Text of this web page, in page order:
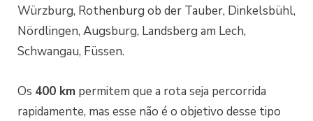
Würzburg, Rothenburg ob der Tauber, Dinkelsbühl,
Nördlingen, Augsburg, Landsberg am Lech,
Schwangau, Füssen.
Os 400 km permitem que a rota seja percorrida
rapidamente, mas esse não é o objetivo desse tipo